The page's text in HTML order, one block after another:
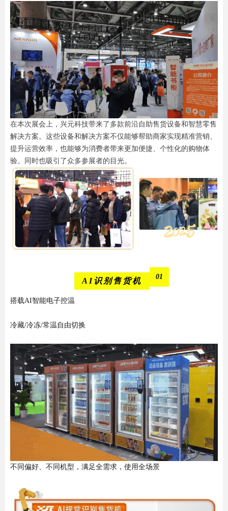
在本次展会上，兴元科技带来了多款前沿自助售货设备和智慧零售
解决方案。这些设备和解决方案不仅能够帮助商家实现精准营销、
提升运营效率，也能够为消费者带来更加便捷、个性化的购物体
验。同时也吸引了众多参展者的目光。
AI识别售货机 01
搭载AI智能电子控温
冷藏/冷冻/常温自由切换
不同偏好、不同机型，满足全需求，使用全场景